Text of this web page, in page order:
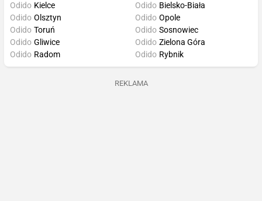
Odido Kielce
Odido Bielsko-Biała
Odido Olsztyn
Odido Toruń
Odido Gliwice
Odido Radom
Odido Opole
Odido Sosnowiec
Odido Zielona Góra
Odido Rybnik
REKLAMA